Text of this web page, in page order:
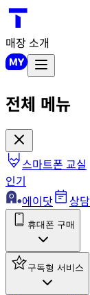
매장 소개
전체 메뉴
스마트폰 교실
인기
에이닷
상
휴대폰 구매
구독형 서비스